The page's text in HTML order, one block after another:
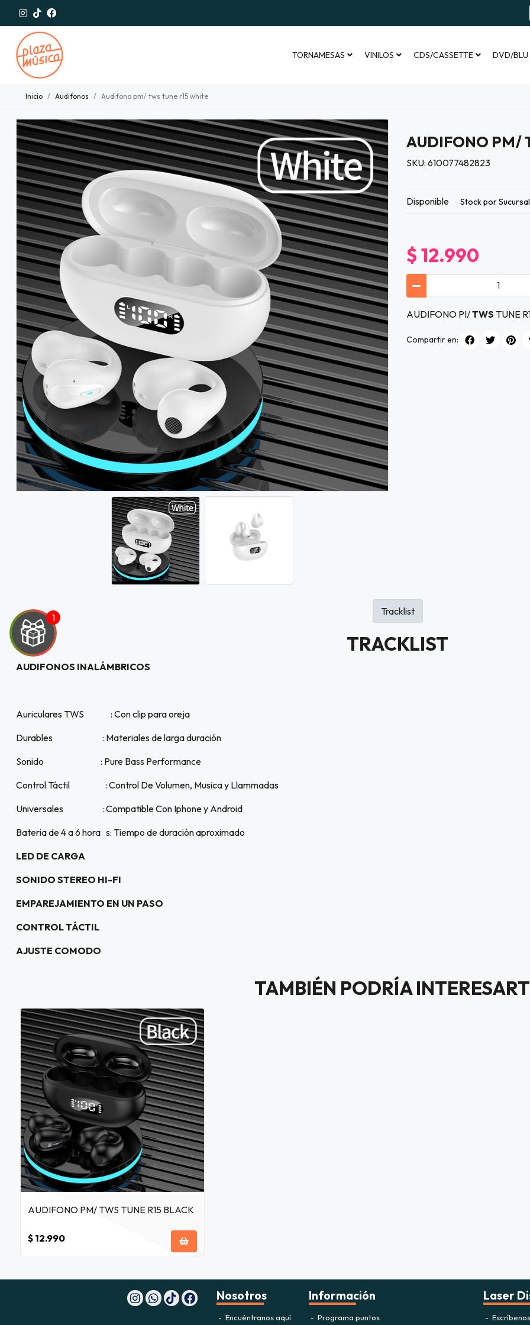
correo y
sobre
JUGAR
TORNAMESAS VINILOS CDS/CASSETTE DVD/BLU
Inicio Audifonos Audifono pm/ tws tune r15 white
AUDIFONO PM/
SKU: 610077482823
Disponible Stock por
$ 12.990
AUDIFONO PI/TWS TUNE
Compartir en:
TRACKLIST
AUDIFONOS INALÁMBRICOS
Auriculares TWS : Con clip para oreja
Durables : Materiales de larga duración
Sonido : Pure Bass Performance
Control Táctil : Control De Volumen, Musica y Llammadas
Universales : Compatible Con Iphone y Android
Bateria de 4 a 6 hora s: Tiempo de duración aproximado
LED DE CARGA
SONIDO STEREO HI-FI
EMPAREJAMIENTO EN UN PASO
CONTROL TÁCTIL
AJUSTE COMODO
Tracklist
TAMBIÉN PODRÍA
AUDIFONO PM/ TWS TUNE R15 BLACK
$ 12.990
Nosotros
Encuéntranos aquí
Información
Programa puntos
Laser